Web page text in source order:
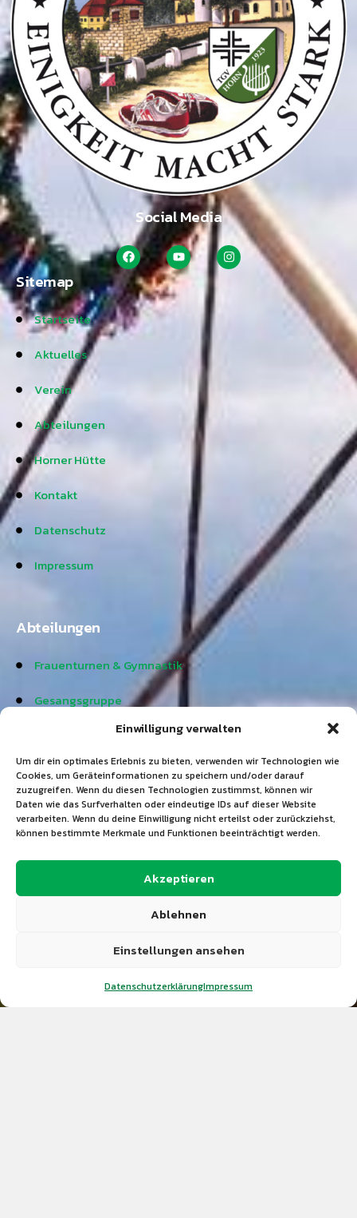
Einwilligung verwalten
Um dir ein optimales Erlebnis zu bieten, verwenden wir Technologien wie
Cookies, um Geräteinformationen zu speichern und/oder darauf
zuzugreifen. Wenn du diesen Technologien zustimmst, können wir
Daten wie das Surfverhalten oder eindeutige IDs auf dieser Website
verarbeiten. Wenn du deine Einwilligung nicht erteilst oder zurückziehst,
können bestimmte Merkmale und Funktionen beeinträchtigt werden.
Akzeptieren
Ablehnen
Einstellungen ansehen
DatenschutzerklärungImpressum
Social Media
Sitemap
Startseite
Aktuelles
Verein
Abteilungen
Horner Hütte
Kontakt
Datenschutz
Impressum
Abteilungen
Frauenturnen & Gymnastik
Gesangsgruppe
Jedermannsturnen
Krabbelgruppe & Kinderturnen
Lauftreff
Männer-Fit & Skigymnastik
Theatergruppe